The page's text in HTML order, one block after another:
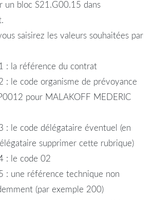
un bloc S21.G00.15 dans
saisirez les valeurs souhaitées par
: la référence du contrat
: le code organisme de prévoyance
pour MALAKOFF MEDERIC
: le code délégataire éventuel (en
supprimer cette rubrique)
: le code 02
: une référence technique non
(par exemple 200)